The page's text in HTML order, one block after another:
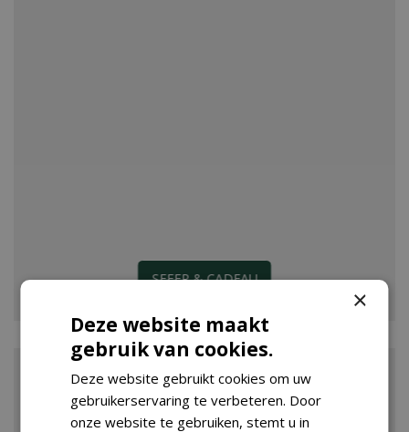
SFEER & CADEAU
×
Deze website maakt
gebruik van cookies.
Deze website gebruikt cookies om uw
gebruikerservaring te verbeteren. Door
onze website te gebruiken, stemt u in